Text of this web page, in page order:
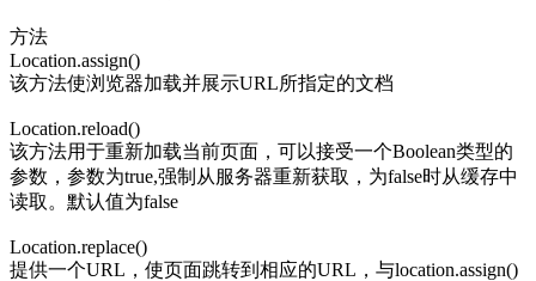
方法
Location.assign()
该方法使浏览器加载并展示URL所指定的文档
Location.reload()
该方法用于重新加载当前页面，可以接受一个Boolean类型的
参数，参数为true,强制从服务器重新获取，为false时从缓存中
读取。默认值为false
Location.replace()
提供一个URL，使页面跳转到相应的URL，与location.assign()